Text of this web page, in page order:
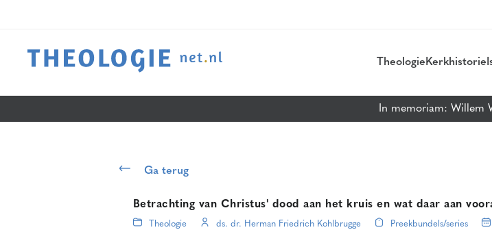
Theologie Kerkhistorie
In memoriam: Willem
Ga terug
Betrachting van Christus' dood aan het kruis en wat daar aan
Theologie ds. dr. Herman Friedrich Kohlbrugge Preekbundels/series